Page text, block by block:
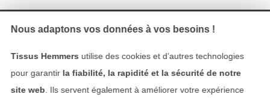
CGV
Passer à la boutique allemande
Nous adaptons vos données à vos besoins !
Tissus Hemmers utilise des cookies et d’autres technologies
pour garantir la fiabilité, la rapidité et la sécurité de notre
site web . Ils servent également à améliorer votre expérience